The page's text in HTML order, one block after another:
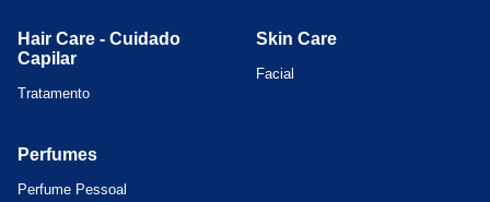
Hair Care - Cuidado
Capilar
Tratamento
Skin Care
Facial
Perfumes
Perfume Pessoal